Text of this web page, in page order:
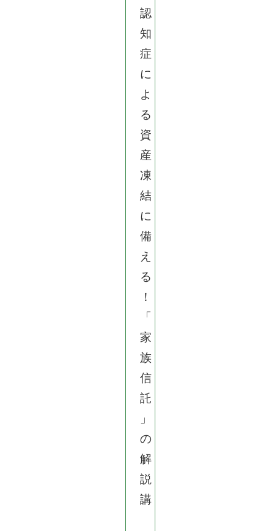
認
知
症
に
よ
る
資
産
凍
結
に
備
え
る
！
「
家
族
信
託
」
の
解
説
講